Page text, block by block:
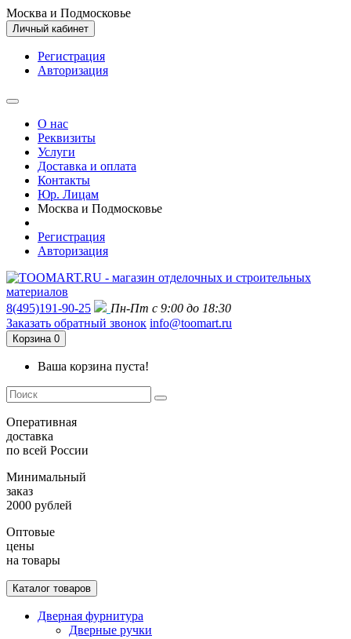
Москва и Подмосковье
Личный кабинет
Регистрация
Авторизация
О нас
Реквизиты
Услуги
Доставка и оплата
Контакты
Юр. Лицам
Москва и Подмосковье
Регистрация
Авторизация
8(495)191-90-25
Пн-Пт с 9:00 до 18:30
Заказать обратный звонок info@toomart.ru
Корзина 0
Ваша корзина пуста!
Оперативная
доставка
по всей России
Минимальный
заказ
2000 рублей
Оптовые
цены
на товары
Каталог товаров
Дверная фурнитура
Дверные ручки